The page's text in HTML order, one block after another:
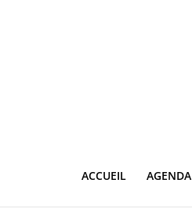
ACCUEIL AGENDA